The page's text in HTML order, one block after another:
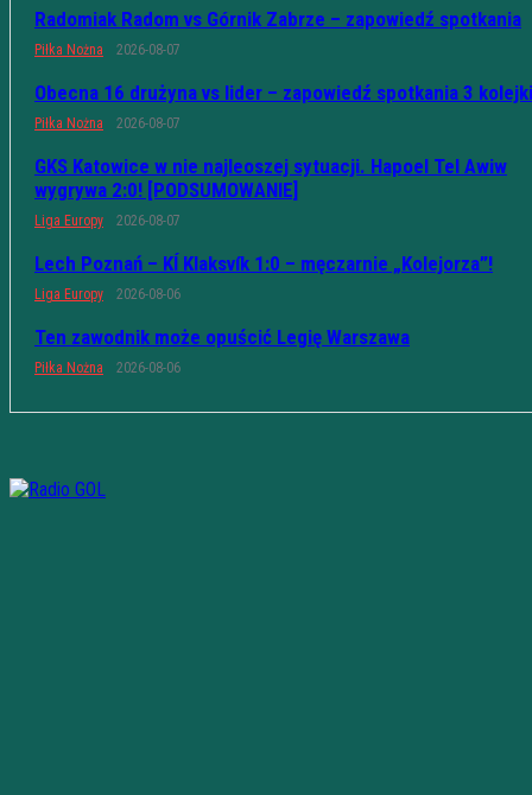
Radomiak Radom vs Górnik Zabrze – zapowiedź spotkania
Piłka Nożna 2026-08-07
Obecna 16 drużyna vs lider – zapowiedź spotkania 3 kolejki
Piłka Nożna 2026-08-07
GKS Katowice w nie najleoszej sytuacji. Hapoel Tel Awiw
wygrywa 2:0! [PODSUMOWANIE]
Liga Europy 2026-08-07
Lech Poznań – KÍ Klaksvík 1:0 – męczarnie „Kolejorza”!
Liga Europy 2026-08-06
Ten zawodnik może opuścić Legię Warszawa
Piłka Nożna 2026-08-06